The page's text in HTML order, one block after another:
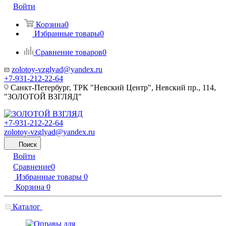
Войти
Корзина0
Избранные товары0
Сравнение товаров0
zolotoy-vzglyad@yandex.ru
+7-931-212-22-64
Санкт-Петербург, ТРК "Невский Центр", Невский пр., 114,
"ЗОЛОТОЙ ВЗГЛЯД"
+7-931-212-22-64
zolotoy-vzglyad@yandex.ru
Поиск
Войти
Сравнение0
Избранные товары 0
Корзина 0
Каталог